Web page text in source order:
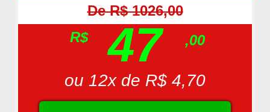
De R$ 1026,00
R$
47 ,00
ou 12x de R$ 4,70